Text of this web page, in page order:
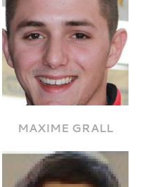
MAXIME GRALL